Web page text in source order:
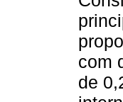
com
de